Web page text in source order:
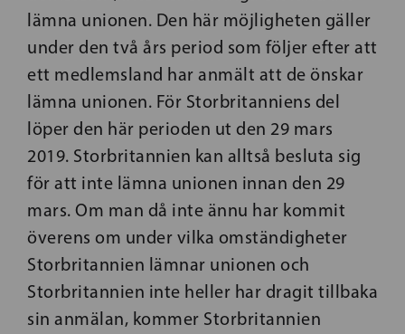
lämna unionen. Den här möjligheten gäller
under den två års period som följer efter att
ett medlemsland har anmält att de önskar
lämna unionen. För Storbritanniens del
löper den här perioden ut den 29 mars
2019. Storbritannien kan alltså besluta sig
för att inte lämna unionen innan den 29
mars. Om man då inte ännu har kommit
överens om under vilka omständigheter
Storbritannien lämnar unionen och
Storbritannien inte heller har dragit tillbaka
sin anmälan, kommer Storbritannien